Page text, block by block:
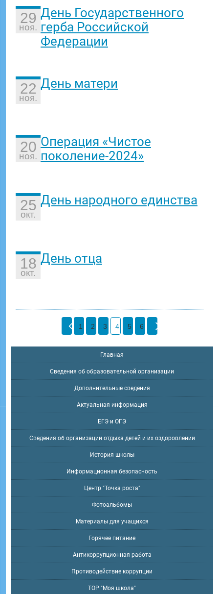
29
ноя.
День Государственного
герба Российской
Федерации
22
ноя.
День матери
20
ноя.
Операция «Чистое
поколение-2024»
25
окт.
День народного единства
18
окт.
День отца
1 2 3 4 5 6
Главная
Сведения об образовательной организации
Дополнительные сведения
Актуальная информация
ЕГЭ и ОГЭ
Сведения об организации отдыха детей и их оздоровлении
История школы
Информационная безопасность
Центр "Точка роста"
Фотоальбомы
Материалы для учащихся
Горячее питание
Антикоррупционная работа
Противодействие коррупции
ТОР "Моя школа"